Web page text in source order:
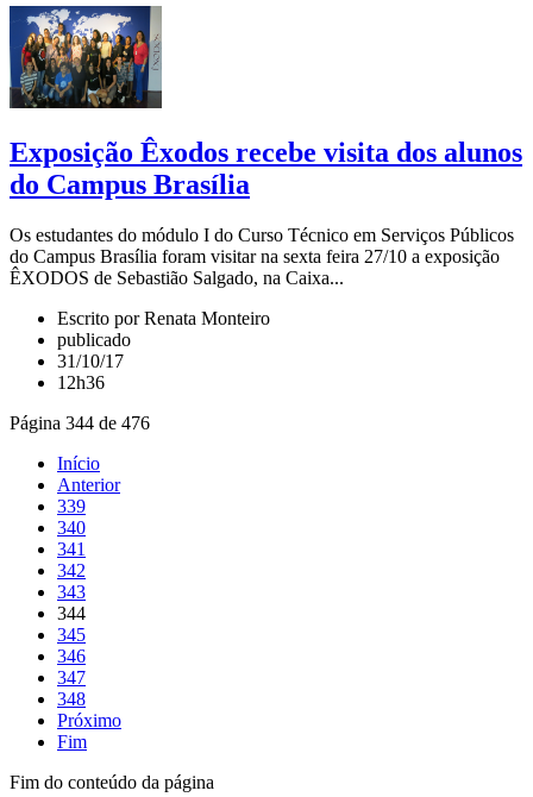
Exposição Êxodos recebe visita dos alunos
do Campus Brasília
Os estudantes do módulo I do Curso Técnico em Serviços Públicos
do Campus Brasília foram visitar na sexta feira 27/10 a exposição
ÊXODOS de Sebastião Salgado, na Caixa...
Escrito por Renata Monteiro
publicado
31/10/17
12h36
Página 344 de 476
Início
Anterior
339
340
341
342
343
344
345
346
347
348
Próximo
Fim
Fim do conteúdo da página